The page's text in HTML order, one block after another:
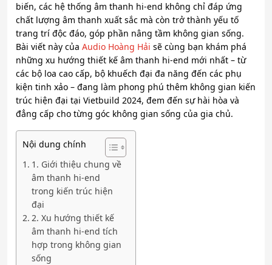
biến, các hệ thống âm thanh hi-end không chỉ đáp ứng
chất lượng âm thanh xuất sắc mà còn trở thành yếu tố
trang trí độc đáo, góp phần nâng tầm không gian sống.
Bài viết này của Audio Hoàng Hải sẽ cùng bạn khám phá
những xu hướng thiết kế âm thanh hi-end mới nhất – từ
các bộ loa cao cấp, bộ khuếch đại đa năng đến các phụ
kiện tinh xảo – đang làm phong phú thêm không gian kiến
trúc hiện đại tại Vietbuild 2024, đem đến sự hài hòa và
đẳng cấp cho từng góc không gian sống của gia chủ.
Nội dung chính
1. Giới thiệu chung về
âm thanh hi-end
trong kiến trúc hiện
đại
2. Xu hướng thiết kế
âm thanh hi-end tích
hợp trong không gian
sống